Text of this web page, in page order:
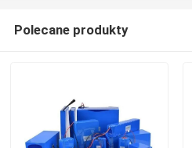
Polecane produkty